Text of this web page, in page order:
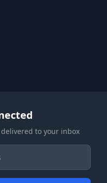
to your inbox